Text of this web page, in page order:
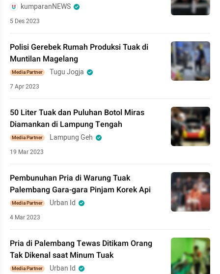
kumparanNEWS
5 Des 2023
Polisi Gerebek Rumah Produksi Tuak di
Muntilan Magelang
Media Partner Tugu Jogja
7 Apr 2023
50 Liter Tuak dan Puluhan Botol Miras
Diamankan di Lampung Tengah
Media Partner Lampung Geh
19 Mar 2023
Pembunuhan Pria di Warung Tuak
Palembang Gara-gara Pinjam Korek Api
Media Partner Urban Id
4 Mar 2023
Pria di Palembang Tewas Ditikam Orang
Tak Dikenal saat Minum Tuak
Media Partner Urban Id